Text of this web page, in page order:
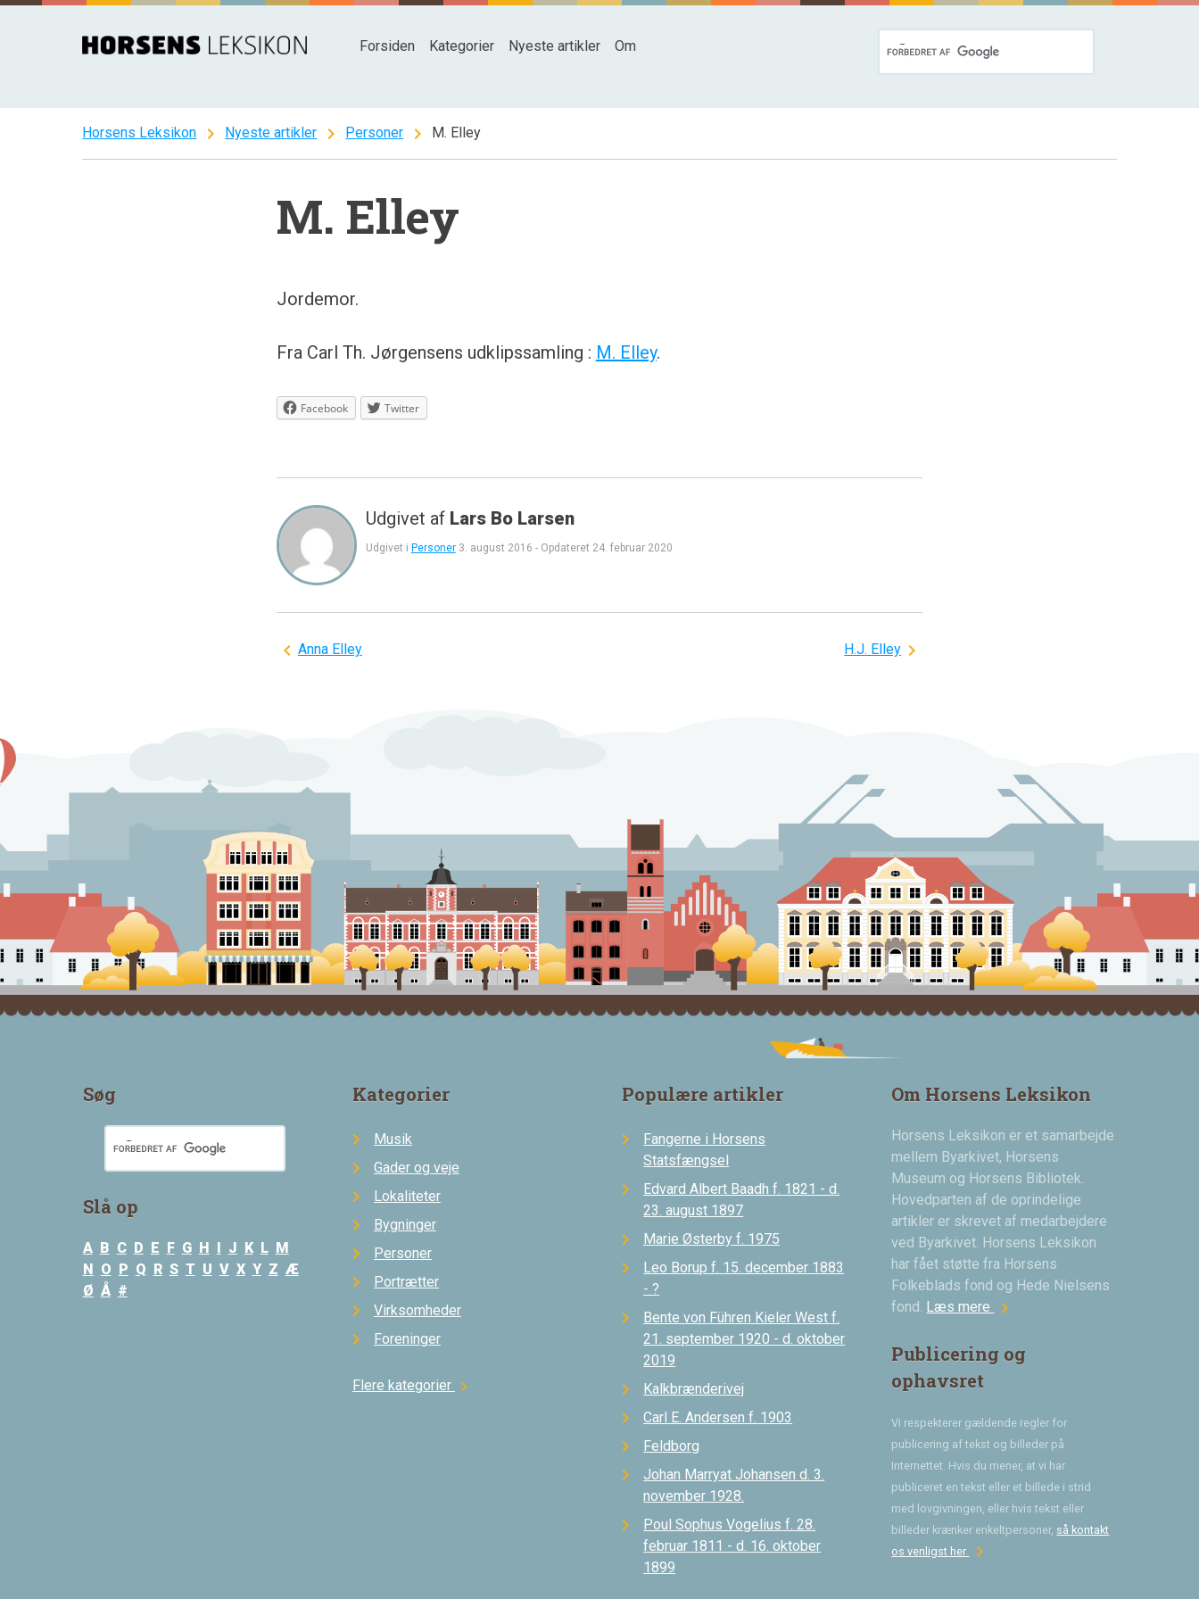
Spring
Forsiden Kategorier Nyeste artikler Om
Horsens Leksikon chevron_right Nyeste artikler chevron_right Personer chevron_right M. Elley
M. Elley
Jordemor.
Fra Carl Th. Jørgensens udklipssamling : M. Elley.
Facebook Twitter
Udgivet af Lars Bo Larsen
Udgivet i Personer 3. august 2016 - Opdateret 24. februar 2020
Indlægsnavigation
Anna Elley H.J. Elley
Søg
Slå op
A B C D E F G H I J K L M
N O P Q R S T U V X Y Z Æ
Ø Å #
Kategorier
Musik
Gader og veje
Lokaliteter
Bygninger
Personer
Portrætter
Virksomheder
Foreninger
Flere kategorier chevron_right
Populære artikler
Fangerne i Horsens
Statsfængsel
Edvard Albert Baadh f. 1821 - d.
23. august 1897
Marie Østerby f. 1975
Leo Borup f. 15. december 1883
- ?
Bente von Führen Kieler West f.
21. september 1920 - d. oktober
2019
Kalkbrænderivej
Carl E. Andersen f. 1903
Feldborg
Johan Marryat Johansen d. 3.
november 1928.
Poul Sophus Vogelius f. 28.
februar 1811 - d. 16. oktober
1899
Om Horsens Leksikon
Horsens Leksikon er et samarbejde
mellem Byarkivet, Horsens
Museum og Horsens Bibliotek.
Hovedparten af de oprindelige
artikler er skrevet af medarbejdere
ved Byarkivet. Horsens Leksikon
har fået støtte fra Horsens
Folkeblads fond og Hede Nielsens
fond. Læs mere chevron_right
Publicering og
ophavsret
Vi respekterer gældende regler for
publicering af tekst og billeder på
Internettet. Hvis du mener, at vi har
publiceret en tekst eller et billede i strid
med lovgivningen, eller hvis tekst eller
billeder krænker enkeltpersoner, så kontakt
os venligst her chevron_right